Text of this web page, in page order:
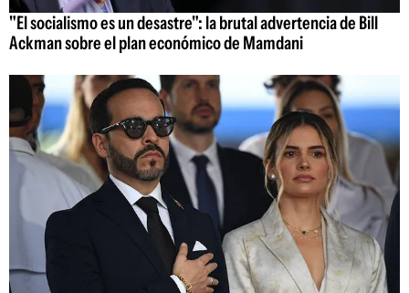
"El socialismo es un desastre": la brutal advertencia de Bill
Ackman sobre el plan económico de Mamdani